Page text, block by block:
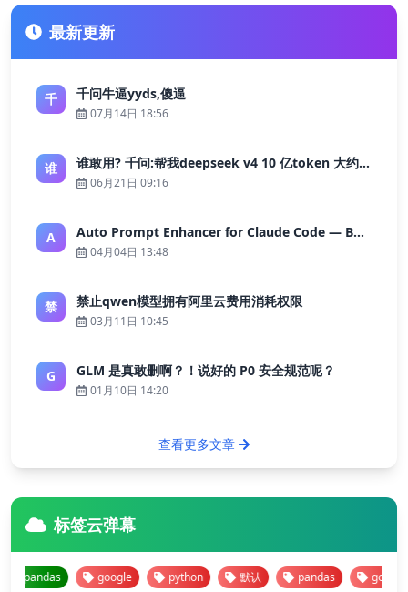
最新更新
千 千问牛逼yyds,傻逼
07月14日 18:56
谁 谁敢用? 千问:帮我deepseek v4 10 亿token 大约多少花费 ?
06月21日 09:16
A Auto Prompt Enhancer for Claude Code — Building a Highly Reliable AI Programming Workflow
04月04日 13:48
禁 禁止qwen模型拥有阿里云费用消耗权限
03月11日 10:45
G GLM 是真敢删啊？！说好的 P0 安全规范呢？
01月10日 14:20
查看更多文章
标签云弹幕
pandas google python 默认 pandas google